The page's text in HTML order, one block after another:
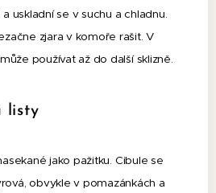
uskladní se v suchu a chladnu.
zjara v komoře rašit. V
používat až do další sklizně.
listy
jako pažitku. Cibule se
obvykle v pomazánkách a